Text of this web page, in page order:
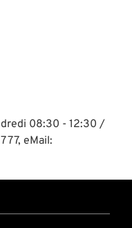
08:30 - 12:30 /
77, eMail: